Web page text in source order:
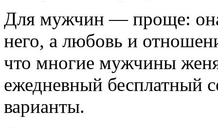
Для мужчин — проще: она
него, а любовь и
что многие мужчины
ежедневный бесплатный
варианты.